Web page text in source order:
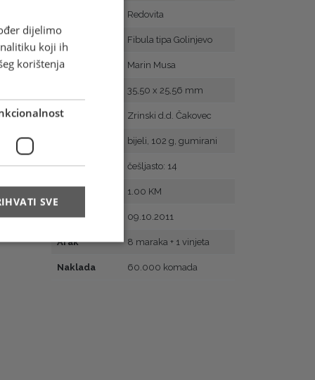
Redovita
Motiv Fibula tipa Golinjevo
Autor Marin Musa
35,50 x 25,56 mm
Tisak Zrinski d.d. Čakovec
bijeli, 102 g, gumirani
Zupčanje češljasto: 14
1.00 KM
Prvi dan 09.10.2011
Arak 8 maraka + 1 vinjeta
Naklada 60.000 komada
dijelimo
koji ih
korištenja
SVE